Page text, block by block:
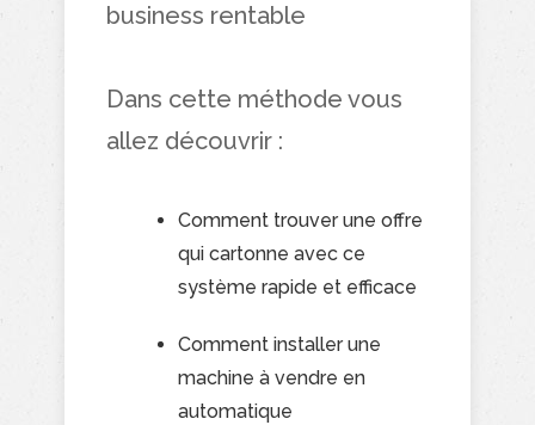
business rentable
Dans cette méthode vous
allez découvrir :
Comment trouver une offre
qui cartonne avec ce
système rapide et efficace
Comment installer une
machine à vendre en
automatique